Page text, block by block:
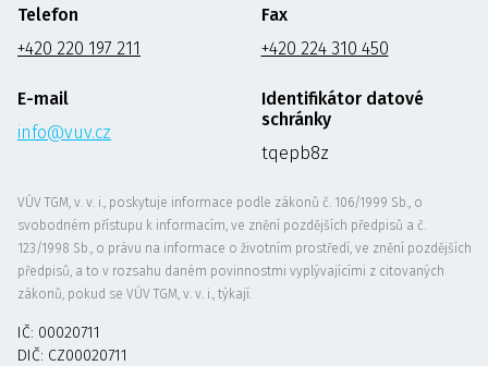
Telefon
+420 220 197 211
E-mail
info@vuv.cz
Fax
+420 224 310 450
Identifikátor datové
schránky
tqepb8z
VÚV TGM, v. v. i., poskytuje informace podle zákonů č. 106/1999 Sb., o
svobodném přístupu k informacím, ve znění pozdějších předpisů a č.
123/1998 Sb., o právu na informace o životním prostředí, ve znění pozdějších
předpisů, a to v rozsahu daném povinnostmi vyplývajícími z citovaných
zákonů, pokud se VÚV TGM, v. v. i., týkají.
IČ: 00020711
DIČ: CZ00020711